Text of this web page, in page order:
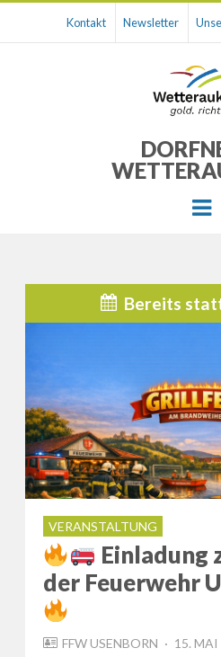
Kontakt Newsletter
Bereits
VERANSTALTUNG
Einladung
der Feuerwehr
FFW USENBORN
POSTED
15.